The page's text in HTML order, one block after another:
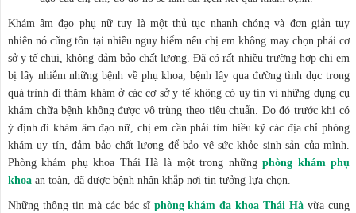
Khám âm đạo phụ nữ tuy là một thủ tục nhanh chóng và đơn giản tuy
nhiên nó cũng tồn tại nhiều nguy hiểm nếu chị em không may chọn phải cơ
sở y tế chui, không đảm bảo chất lượng. Đã có rất nhiều trường hợp chị em
bị lây nhiễm những bệnh về phụ khoa, bệnh lây qua đường tình dục trong
quá trình đi thăm khám ở các cơ sở y tế không có uy tín vì những dụng cụ
khám chữa bệnh không được vô trùng theo tiêu chuẩn. Do đó trước khi có
ý định đi khám âm đạo nữ, chị em cần phải tìm hiều kỹ các địa chỉ phòng
khám uy tín, đảm bảo chất lượng để bảo vệ sức khỏe sinh sản của mình.
Phòng khám phụ khoa Thái Hà là một trong nhữngphòng khám phụ
khoaan toàn, đã được bệnh nhân khắp nơi tin tưởng lựa chọn.
Những thông tin mà các bác sĩ phòng khám đa khoa Thái Hà vừa cung